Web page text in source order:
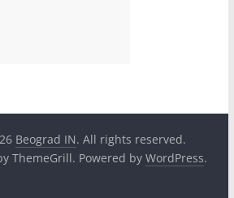
Beograd IN. All rights reserved.
ThemeGrill. Powered by WordPress.